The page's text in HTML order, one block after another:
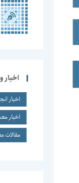
اخبار
اخبار
اخبار
مقالات